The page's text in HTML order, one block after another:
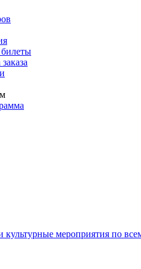
культурные мероприятия по